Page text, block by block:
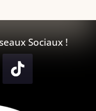
Sociaux !